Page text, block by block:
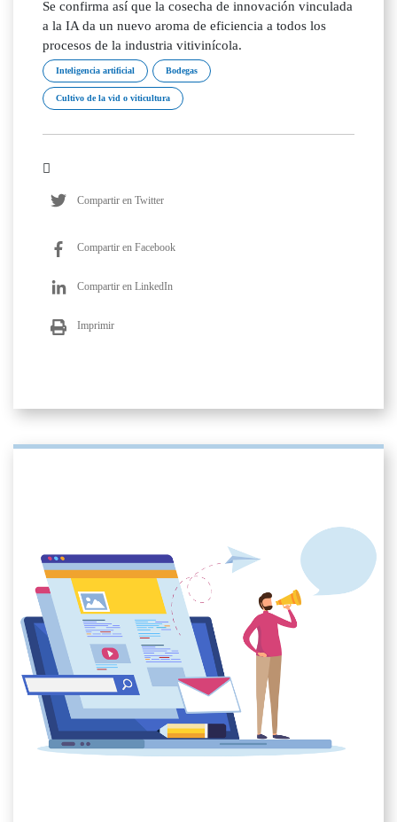
Inteligencia artificial Bodegas
Cultivo de la vid o viticultura
Compartir en Twitter
Compartir en Facebook
Compartir en LinkedIn
Imprimir